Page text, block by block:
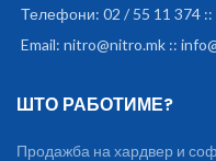
Телефони: 02 / 55 11 374
Email: nitro@nitro.mk ::
ШТО РАБОТИМЕ?
Продажба на хардвер и